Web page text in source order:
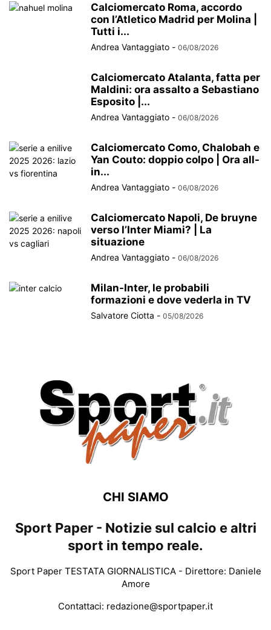
Calciomercato Roma, accordo
con l’Atletico Madrid per Molina |
Tutti i...
Andrea Vantaggiato - 06/08/2026
Calciomercato Atalanta, fatta per
Maldini: ora assalto a Sebastiano
Esposito |...
Andrea Vantaggiato - 06/08/2026
Calciomercato Como, Chalobah e
Yan Couto: doppio colpo | Ora all-
in...
Andrea Vantaggiato - 06/08/2026
Calciomercato Napoli, De bruyne
verso l’Inter Miami? | La
situazione
Andrea Vantaggiato - 06/08/2026
Milan-Inter, le probabili
formazioni e dove vederla in TV
Salvatore Ciotta - 05/08/2026
CHI SIAMO
Sport Paper - Notizie sul calcio e altri
sport in tempo reale.
Sport Paper TESTATA GIORNALISTICA - Direttore: Daniele
Amore
Contattaci: redazione@sportpaper.it